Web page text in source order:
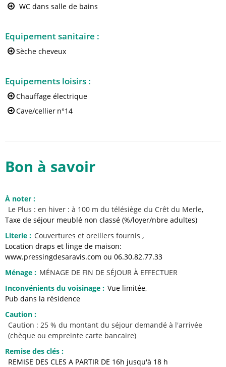
WC dans salle de bains
Equipement sanitaire :
Sèche cheveux
Equipements loisirs :
Chauffage électrique
Cave/cellier n°14
Bon à savoir
À noter :
Le Plus : en hiver : à 100 m du télésiège du Crêt du Merle
Taxe de séjour meublé non classé (%/loyer/nbre adultes)
Literie : Couvertures et oreillers fournis
Location draps et linge de maison:
www.pressingdesaravis.com ou 06.30.82.77.33
Ménage : MÉNAGE DE FIN DE SÉJOUR À EFFECTUER
Inconvénients du voisinage : Vue limitée
Pub dans la résidence
Caution :
Caution : 25 % du montant du séjour demandé à l'arrivée
(chèque ou empreinte carte bancaire)
Remise des clés :
REMISE DES CLES A PARTIR DE 16h jusqu'à 18 h